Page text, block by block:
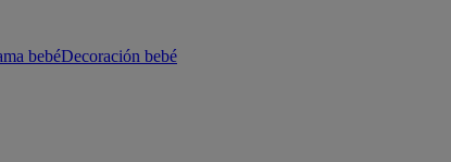
bebéDecoración bebé